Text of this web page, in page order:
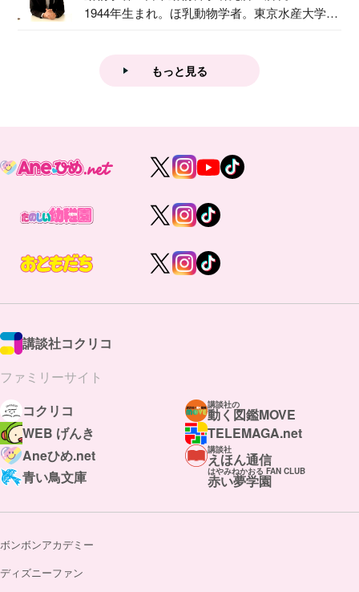
1944年生まれ。ほ乳動物学者。東京水産大学卒
もっと見る
講談社コクリコ
ファミリーサイト
コクリコ
講談社の
動く図鑑MOVE
WEB げんき
TELEMAGA.net
Aneひめ.net
講談社
えほん通信
青い鳥文庫
はやみねかおる FAN CLUB
赤い夢学園
ボンボンアカデミー
ディズニーファン